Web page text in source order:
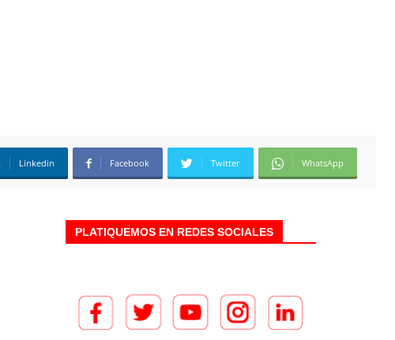
Linkedin Facebook Twitter WhatsApp
PLATIQUEMOS EN REDES SOCIALES